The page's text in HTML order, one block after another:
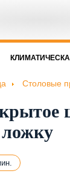
Столовые
ложку